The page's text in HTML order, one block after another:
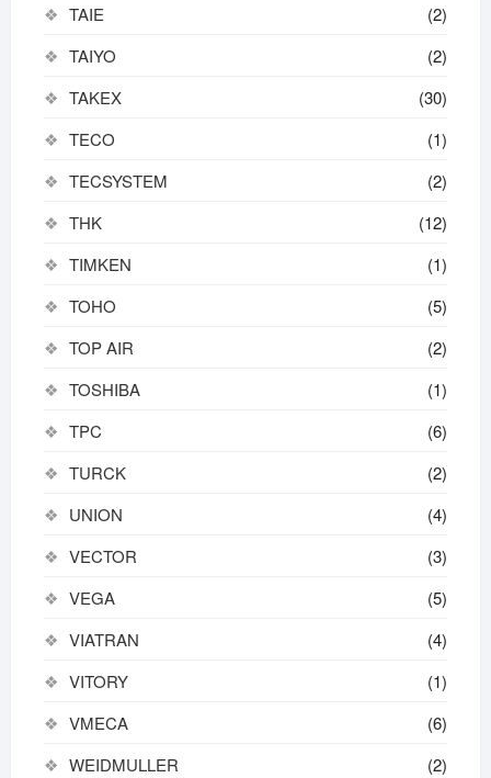
TAIE
(2)
TAIYO
(2)
TAKEX
(30)
TECO
(1)
TECSYSTEM
(2)
THK
(12)
TIMKEN
(1)
TOHO
(5)
TOP AIR
(2)
TOSHIBA
(1)
TPC
(6)
TURCK
(2)
UNION
(4)
VECTOR
(3)
VEGA
(5)
VIATRAN
(4)
VITORY
(1)
VMECA
(6)
WEIDMULLER
(2)